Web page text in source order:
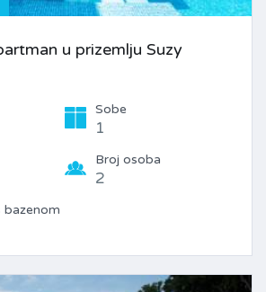
u prizemlju Suzy
Sobe
1
Broj osoba
2
bazenom